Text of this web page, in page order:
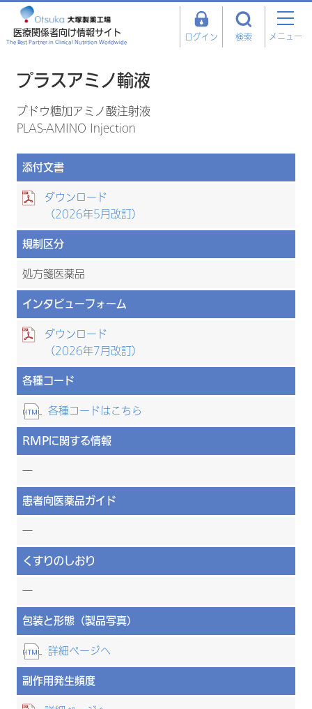
医療関係者向け情報サイト
The Best Partner in Clinical Nutrition Worldwide ログイン 検索 メニュー
プラスアミノ輸液
ブドウ糖加アミノ酸注射液
PLAS-AMINO Injection
添付文書
ダウンロード
（2026年5月改訂）
規制区分
処方箋医薬品
インタビューフォーム
ダウンロード
（2026年7月改訂）
各種コード
各種コードはこちら
RMPに関する情報
―
患者向医薬品ガイド
―
くすりのしおり
―
包装と形態（製品写真）
詳細ページへ
副作用発生頻度